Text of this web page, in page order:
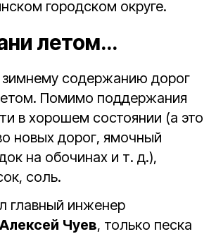
городском округе.
летом…
зимнему содержанию дорог
Помимо поддержания
в хорошем состоянии (а это
новых дорог, ямочный
на обочинах и т. д.),
соль.
главный инженер
Алексей Чуев, только песка